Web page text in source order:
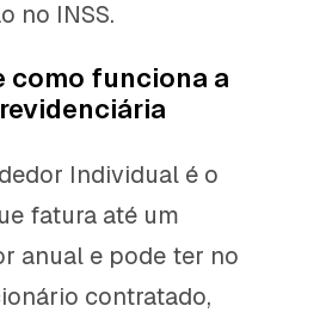
no INSS.
como funciona a
Individual é o
fatura até um
anual e pode ter no
contratado,